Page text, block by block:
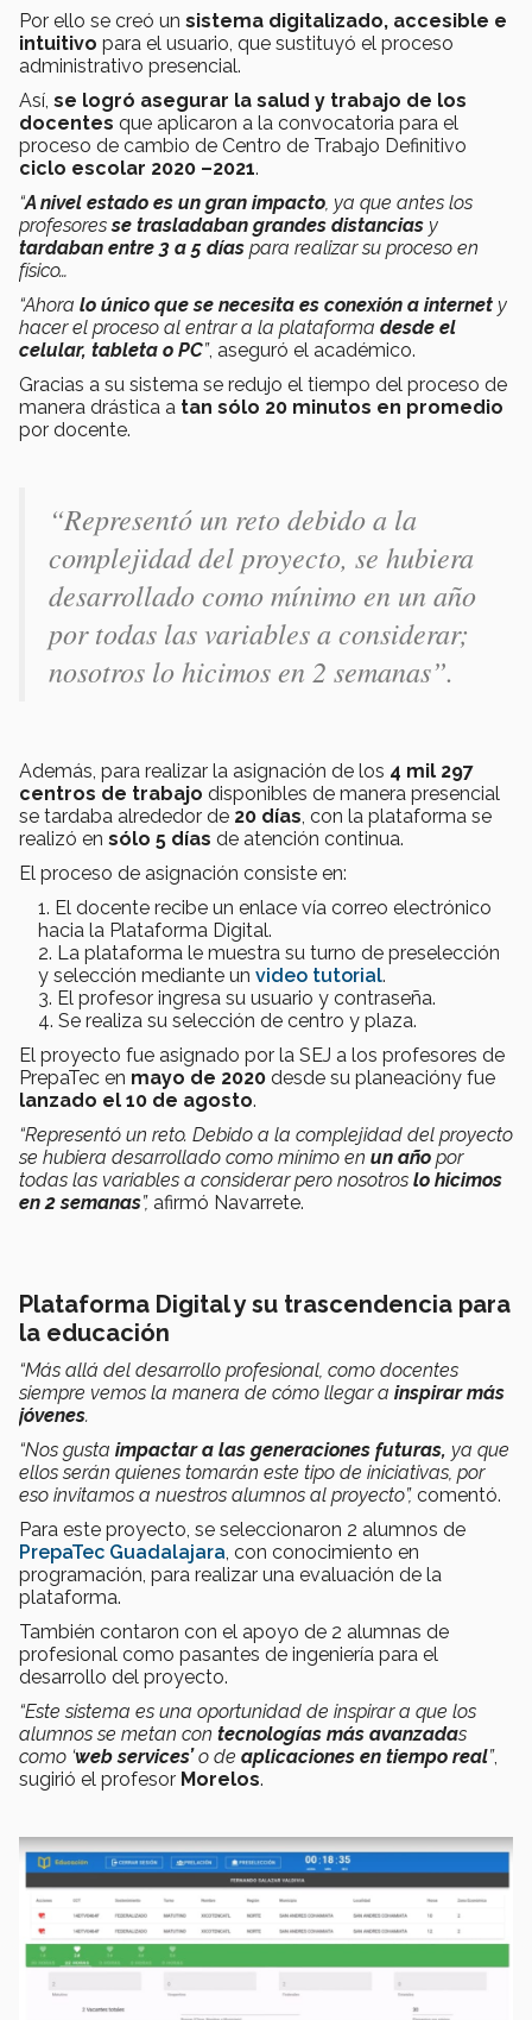
Por ello se creó un sistema digitalizado, accesible e
intuitivo para el usuario, que sustituyó el proceso
administrativo presencial.
Así, se logró asegurar la salud y trabajo de los
docentes que aplicaron a la convocatoria para el
proceso de cambio de Centro de Trabajo Definitivo
ciclo escolar 2020 –2021.
“A nivel estado es un gran impacto, ya que antes los
profesoresse trasladaban grandes distancias y
tardaban entre 3 a 5 días para realizar su proceso en
físico…
“Ahora lo único que se necesita es conexión a internet y
hacer el proceso al entrar a la plataforma desde el
celular, tableta o PC”, aseguró el académico.
Gracias a su sistema se redujo el tiempo del proceso de
manera drástica a tan sólo 20 minutos en promedio
por docente.
“Representó un reto debido a la
complejidad del proyecto, se hubiera
desarrollado como mínimo en un año
por todas las variables a considerar;
nosotros lo hicimos en 2 semanas”.
Además, para realizar la asignación de los 4 mil 297
centros de trabajo disponibles de manera presencial
se tardaba alrededor de 20 días, con la plataforma se
realizó en sólo 5 días de atención continua.
El proceso de asignación consiste en:
El docente recibe un enlace vía correo electrónico
hacia la Plataforma Digital.
La plataforma le muestra su turno de preselección
y selección mediante un video tutorial.
El profesor ingresa su usuario y contraseña.
Se realiza su selección de centro y plaza.
El proyecto fue asignado por la SEJ a los profesores de
PrepaTec en mayo de 2020 desde su planeacióny fue
lanzado el 10 de agosto.
“Representó un reto. Debido a la complejidad del proyecto
se hubiera desarrollado como mínimo en un año por
todas las variables a considerar pero nosotros lo hicimos
en 2 semanas”, afirmó Navarrete.
Plataforma Digital y su trascendencia para
la educación
“Más allá del desarrollo profesional, como docentes
siempre vemos la manera de cómo llegar a inspirar más
jóvenes.
“Nos gusta impactar a las generaciones futuras, ya que
ellos serán quienes tomarán este tipo de iniciativas, por
eso invitamos a nuestros alumnos al proyecto”, comentó.
Para este proyecto, se seleccionaron 2 alumnos de
PrepaTec Guadalajara, con conocimiento en
programación, para realizar una evaluación de la
plataforma.
También contaron con el apoyo de 2 alumnas de
profesional como pasantes de ingeniería para el
desarrollo del proyecto.
“Este sistema es una oportunidad de inspirar a que los
alumnos se metan con tecnologías más avanzadas
como ‘web services’o de aplicaciones en tiempo real”,
sugirió el profesor Morelos.